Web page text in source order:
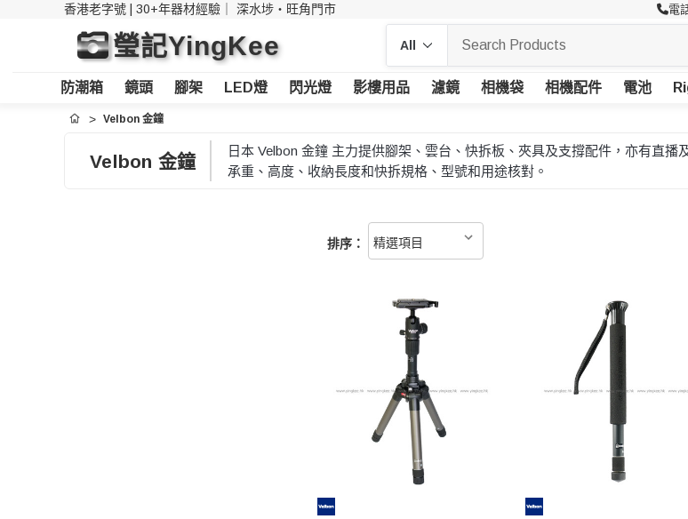
香港老字號 | 30+年器材經驗｜ 深水埗・旺角門市 電
瑩記YingKee
防潮箱 鏡頭 腳架 LED燈 閃光燈 影樓用品 濾鏡 相機袋 相機配件 電池
首頁 Velbon 金鐘
Velbon 金鐘
日本 Velbon 金鐘 主力提供腳架、雲台、快拆板、夾具及支撐配件，亦有直
承重、高度、收納長度和快拆規格、型號和用途核對。
排序：